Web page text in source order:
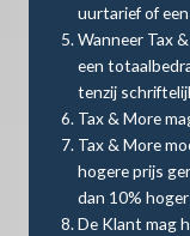
uurtarief of
Wanneer Tax
een
tenzij
Tax & More
Tax & More
hogere prijs
dan 10%
De Klant mag